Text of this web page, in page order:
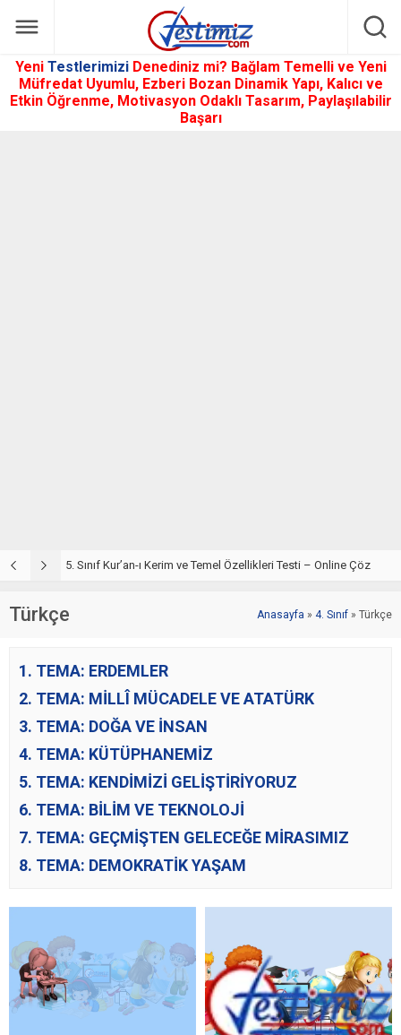
Yeni Testlerimizi Denediniz mi? Bağlam Temelli ve Yeni
Müfredat Uyumlu, Ezberi Bozan Dinamik Yapı, Kalıcı ve
Etkin Öğrenme, Motivasyon Odaklı Tasarım, Paylaşılabilir
Başarı
5. Sınıf Kur’an-ı Kerim ve Temel Özellikleri Testi – Online Çöz
Türkçe Anasayfa » 4. Sınıf » Türkçe
1. TEMA: ERDEMLER
2. TEMA: MİLLÎ MÜCADELE VE ATATÜRK
3. TEMA: DOĞA VE İNSAN
4. TEMA: KÜTÜPHANEMİZ
5. TEMA: KENDİMİZİ GELİŞTİRİYORUZ
6. TEMA: BİLİM VE TEKNOLOJİ
7. TEMA: GEÇMİŞTEN GELECEĞE MİRASIMIZ
8. TEMA: DEMOKRATİK YAŞAM